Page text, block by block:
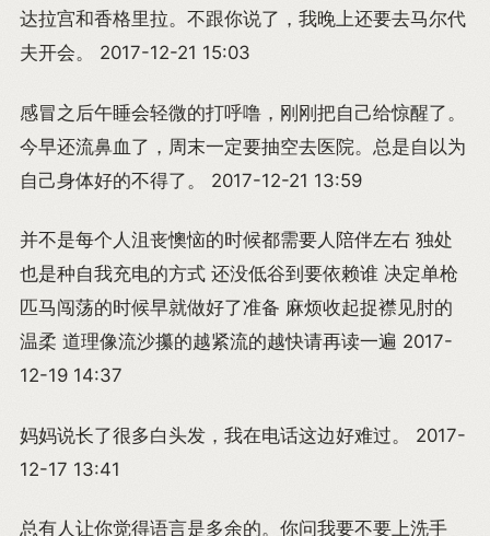
达拉宫和香格里拉。不跟你说了，我晚上还要去马尔代
夫开会。 2017-12-21 15:03
感冒之后午睡会轻微的打呼噜，刚刚把自己给惊醒了。
今早还流鼻血了，周末一定要抽空去医院。总是自以为
自己身体好的不得了。 2017-12-21 13:59
并不是每个人沮丧懊恼的时候都需要人陪伴左右 独处
也是种自我充电的方式 还没低谷到要依赖谁 决定单枪
匹马闯荡的时候早就做好了准备 麻烦收起捉襟见肘的
温柔 道理像流沙攥的越紧流的越快请再读一遍 2017-
12-19 14:37
妈妈说长了很多白头发，我在电话这边好难过。 2017-
12-17 13:41
总有人让你觉得语言是多余的。你问我要不要上洗手